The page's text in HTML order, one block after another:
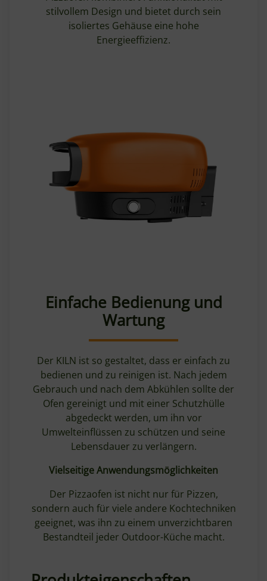
stilvollem Design und bietet durch sein
isoliertes Gehäuse eine hohe
Energieeffizienz.
Einfache Bedienung und
Wartung
Der KILN ist so gestaltet, dass er einfach zu
bedienen und zu reinigen ist. Nach jedem
Gebrauch und nach dem Abkühlen sollte der
Ofen gereinigt und mit einer Schutzhülle
abgedeckt werden, um ihn vor
Umwelteinflüssen zu schützen und seine
Lebensdauer zu verlängern.
Vielseitige Anwendungsmöglichkeiten
Der Pizzaofen ist nicht nur für Pizzen,
sondern auch für viele andere Kochtechniken
geeignet, was ihn zu einem unverzichtbaren
Bestandteil jeder Outdoor-Küche macht.